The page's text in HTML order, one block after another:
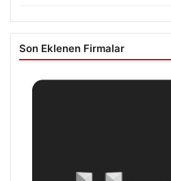
Son Eklenen Firmalar